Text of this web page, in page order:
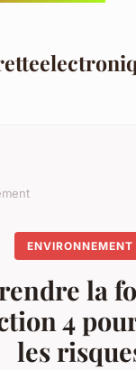
ENVIRONNEMENT
la
4
les